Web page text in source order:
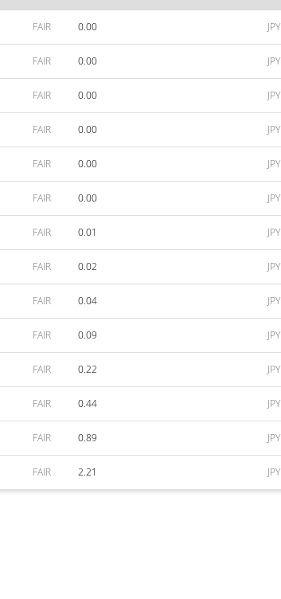
FAIR 0.00 JPY
FAIR 0.00 JPY
FAIR 0.00 JPY
FAIR 0.00 JPY
FAIR 0.00 JPY
FAIR 0.00 JPY
FAIR 0.01 JPY
FAIR 0.02 JPY
FAIR 0.04 JPY
FAIR 0.09 JPY
FAIR 0.22 JPY
FAIR 0.44 JPY
FAIR 0.89 JPY
FAIR 2.21 JPY